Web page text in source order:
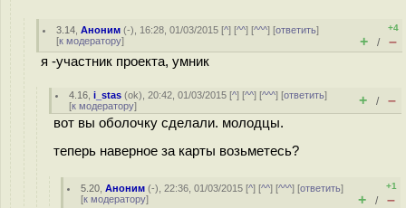
3.14 ,Аноним (-), 16:28, 01/03/2015 [^] [^^] [^^^] [ответить]
[к модератору]
+4
+ / –
я -участник проекта, умник
4.16 ,i_stas (ok), 20:42, 01/03/2015 [^] [^^] [^^^] [ответить]
[к модератору] + / –
вот вы оболочку сделали. молодцы.
теперь наверное за карты возьметесь?
5.20 ,Аноним (-), 22:36, 01/03/2015 [^] [^^] [^^^] [ответить]
[к модератору]
+1
+ / –